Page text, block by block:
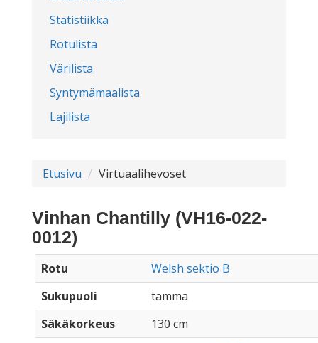
Statistiikka
Rotulista
Värilista
Syntymämaalista
Lajilista
Etusivu Virtuaalihevoset
Vinhan Chantilly (VH16-022-
0012)
Rotu
Welsh sektio B
Sukupuoli
tamma
Säkäkorkeus
130 cm